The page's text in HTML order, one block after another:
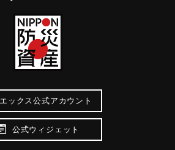
エックス公式アカウント
公式ウィジェット